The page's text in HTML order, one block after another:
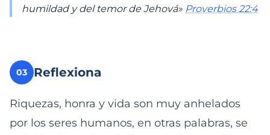
humildad y del temor de Jehová» Proverbios 22:4
03 Reflexiona
Riquezas, honra y vida son muy anhelados
por los seres humanos, en otras palabras, se